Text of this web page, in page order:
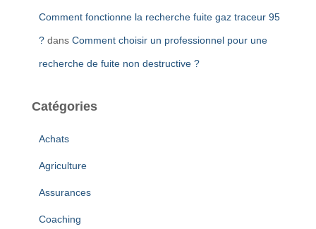
Comment fonctionne la recherche fuite gaz traceur 95
? dans Comment choisir un professionnel pour une
recherche de fuite non destructive ?
Catégories
Achats
Agriculture
Assurances
Coaching